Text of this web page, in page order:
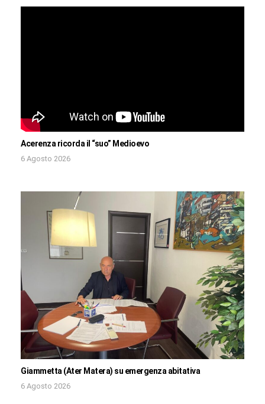
Acerenza ricorda il “suo” Medioevo
6 Agosto 2026
Giammetta (Ater Matera) su emergenza abitativa
6 Agosto 2026